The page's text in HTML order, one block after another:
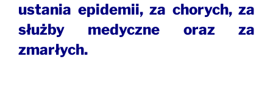
ustania epidemii, za chorych, za
służby medyczne oraz za
zmarłych.